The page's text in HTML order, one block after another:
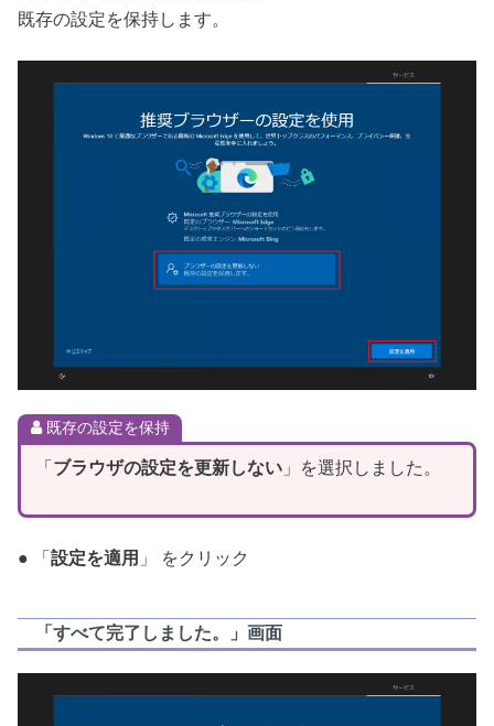
既存の設定を保持します。
既存の設定を保持
「 ブラウザの設定を更新しない」を選択しました。
● 「 設定を適用 」 をクリック
「すべて完了しました。」画面